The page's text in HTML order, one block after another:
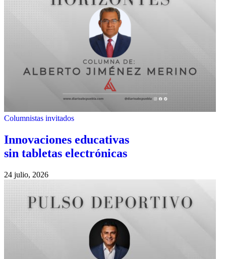
Columnistas invitados
Innovaciones educativas
sin tabletas electrónicas
24 julio, 2026